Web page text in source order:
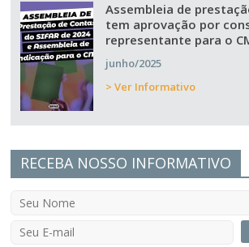
Assembleia de
tem aprovação por
representante para o
junho/2025
> Ver Informativo
RECEBA NOSSO INFORMATIVO